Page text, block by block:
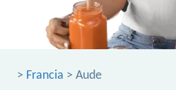
> Francia > Aude